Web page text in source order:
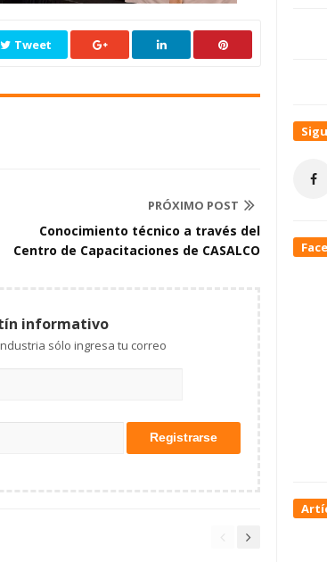
Tweet
PRÓXIMO POST
Conocimiento técnico a través del
Centro de Capacitaciones de CASALCO
informativo
Mantente al tanto de las noticias de la industria sólo ingresa tu correo